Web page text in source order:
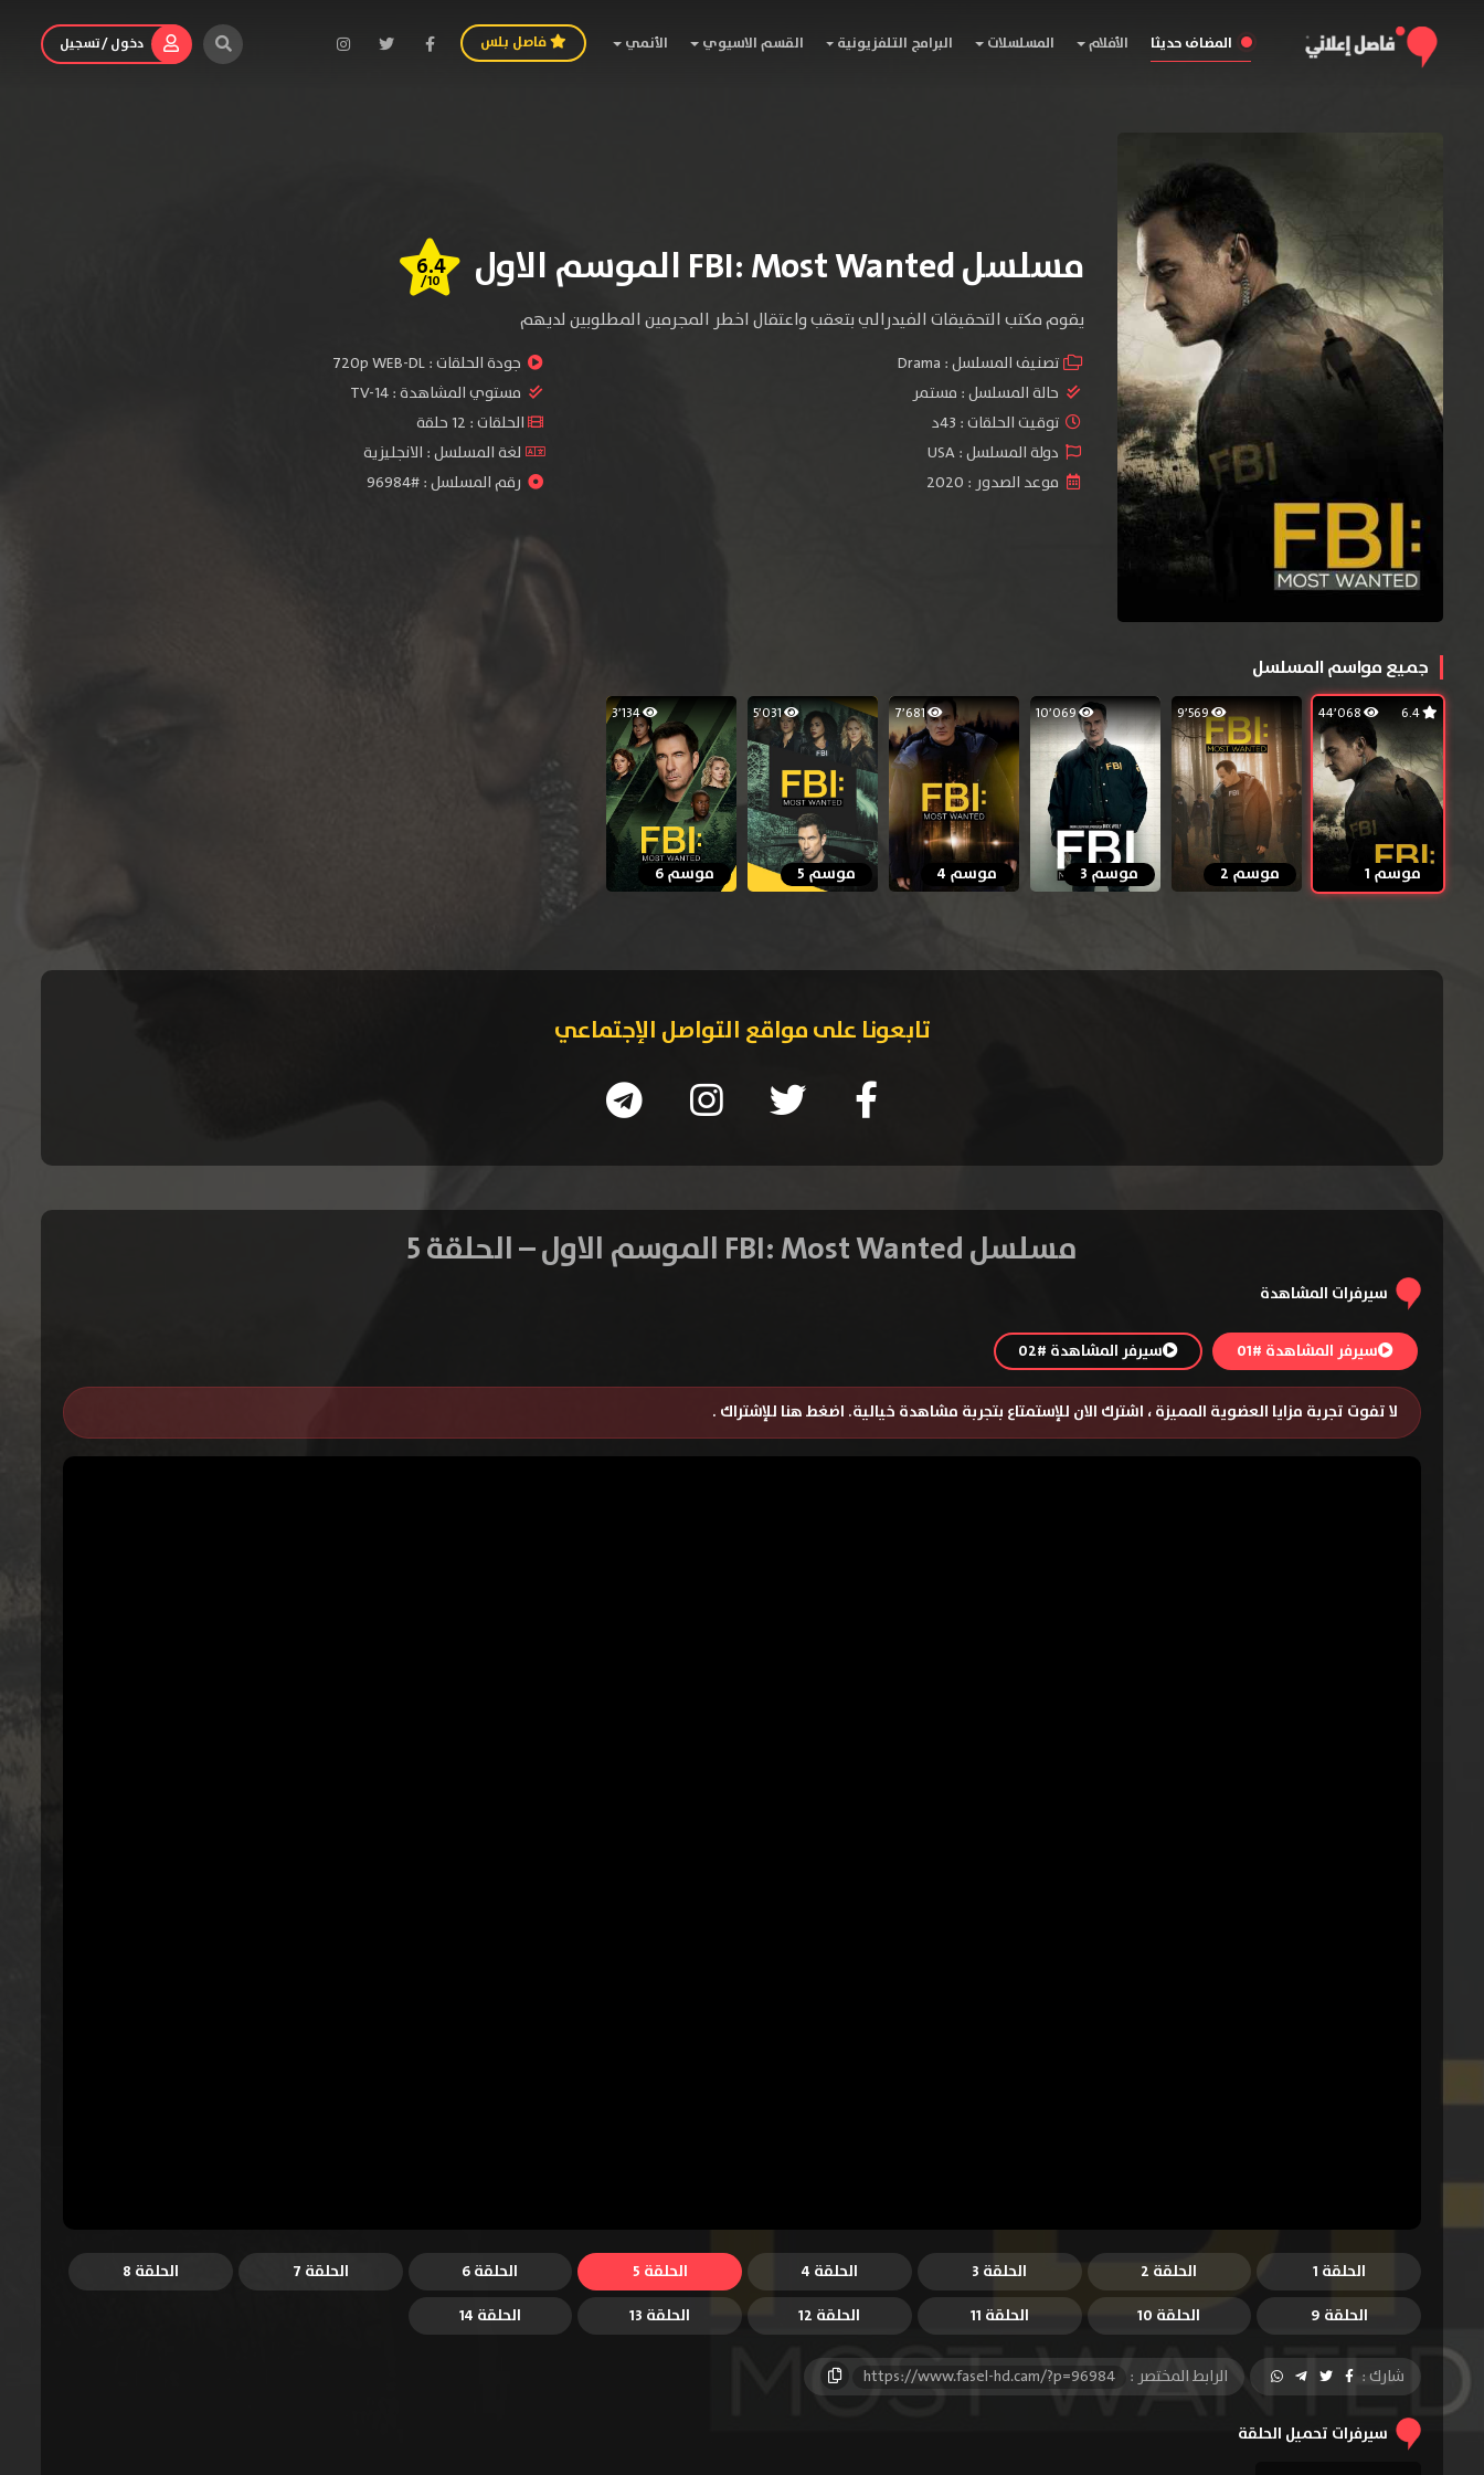
المضاف حديثا الأفلام المسلسلات البرامج التلفزيونية القسم الاسيوي الأنمي فاصل بلس دخول / تسجيل
مسلسل FBI: Most Wanted الموسم الاول 6.4
/10
يقوم مكتب التحقيقات الفيدرالي بتعقب واعتقال اخطر المجرمين المطلوبين لديهم
تصنيف المسلسل : Drama جودة الحلقات :720p WEB-DL
حالة المسلسل : مستمر مستوي المشاهدة :TV-14
توقيت الحلقات : 43د
الحلقات : 12 حلقة
دولة المسلسل : USA
لغة المسلسل : الانجليزية
موعد الصدور : 2020
رقم المسلسل : #96984
جميع مواسم المسلسل
موسم 1
9٬569
موسم 2
10٬069
موسم 3
7٬681
موسم 4
5٬031
موسم 5
3٬134
موسم 6
تابعونا على مواقع التواصل الإجتماعي
مسلسل FBI: Most Wanted الموسم الاول – الحلقة 5
سيرفرات المشاهدة
سيرفر المشاهدة #01 سيرفر المشاهدة #02
لا تفوت تجربة مزايا العضوية المميزة ، اشترك الان للإستمتاع بتجربة مشاهدة خيالية. اضغط هنا للإشتراك .
الحلقة 1 الحلقة 2 الحلقة 3 الحلقة 4 الحلقة 5 الحلقة 6 الحلقة 7
الحلقة 8
الحلقة 9
الحلقة 10 الحلقة 11 الحلقة 12 الحلقة 13 الحلقة 14
شارك : الرابط المختصر : https://www.fasel-hd.cam/?p=96984
سيرفرات تحميل الحلقة